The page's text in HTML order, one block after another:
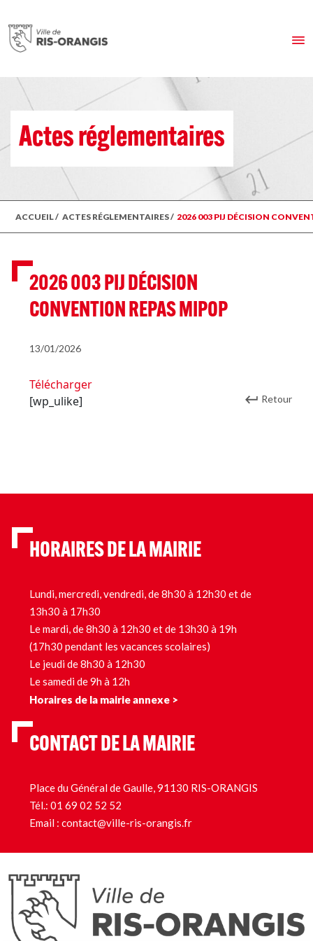
Actes réglementaires
ACCUEIL/ ACTES RÉGLEMENTAIRES/ 2026 003 PIJ DÉCISION
2026 003 PIJ DÉCISION
CONVENTION REPAS MIPOP
13/01/2026
Télécharger
[wp_ulike]
Retour
HORAIRES DE LA MAIRIE
Lundi, mercredi, vendredi, de 8h30 à 12h30 et de
13h30 à 17h30
Le mardi, de 8h30 à 12h30 et de 13h30 à 19h
(17h30 pendant les vacances scolaires)
Le jeudi de 8h30 à 12h30
Le samedi de 9h à 12h
Horaires de la mairie annexe >
CONTACT DE LA MAIRIE
Place du Général de Gaulle, 91130 RIS-ORANGIS
Tél.: 01 69 02 52 52
Email : contact@ville-ris-orangis.fr